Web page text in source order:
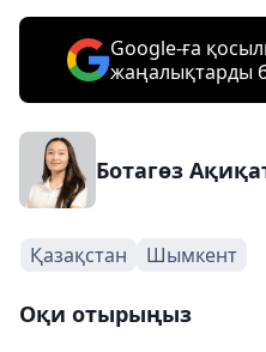
Google-ға
жаңалықтарды
Ботагөз
Қазақстан Шымкент
Оқи отырыңыз